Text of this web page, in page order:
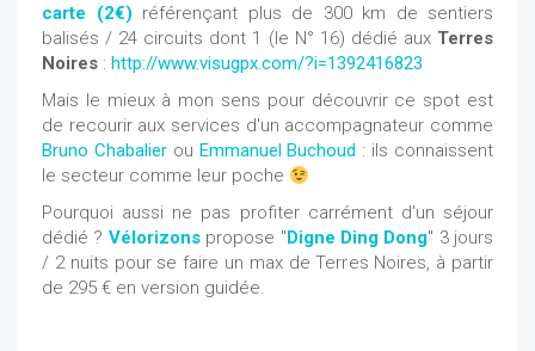
carte (2€) référençant plus de 300 km de sentiers
balisés / 24 circuits dont 1 (le N° 16) dédié aux Terres
Noires : http://www.visugpx.com/?i=1392416823
Mais le mieux à mon sens pour découvrir ce spot est
de recourir aux services d'un accompagnateur comme
Bruno Chabalierou Emmanuel Buchoud : ils connaissent
le secteur comme leur poche
Pourquoi aussi ne pas profiter carrément d'un séjour
dédié ? Vélorizonspropose "Digne Ding Dong" 3 jours
/ 2 nuits pour se faire un max de Terres Noires, à partir
de 295 € en version guidée.